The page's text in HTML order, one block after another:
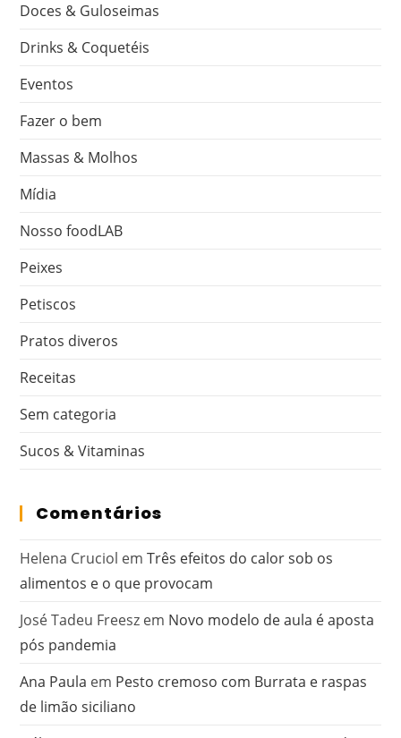
Doces & Guloseimas
Drinks & Coquetéis
Eventos
Fazer o bem
Massas & Molhos
Mídia
Nosso foodLAB
Peixes
Petiscos
Pratos diveros
Receitas
Sem categoria
Sucos & Vitaminas
Comentários
Helena Cruciol emTrês efeitos do calor sob os
alimentos e o que provocam
José Tadeu Freesz em Novo modelo de aula é aposta
pós pandemia
Ana Paula em Pesto cremoso com Burrata e raspas
de limão siciliano